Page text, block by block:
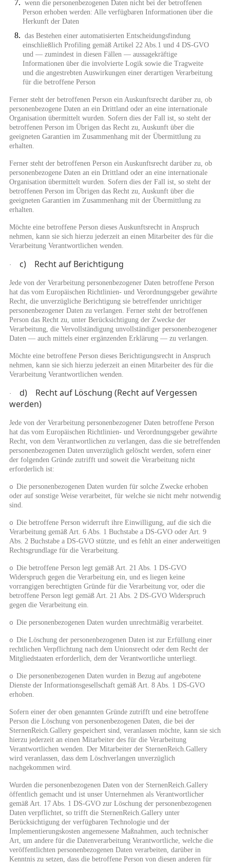
wenn die personenbezogenen Daten nicht bei der betroffenen
Person erhoben werden: Alle verfügbaren Informationen über die
Herkunft der Daten
das Bestehen einer automatisierten Entscheidungsfindung
einschließlich Profiling gemäß Artikel 22 Abs.1 und 4 DS-GVO
und — zumindest in diesen Fällen — aussagekräftige
Informationen über die involvierte Logik sowie die Tragweite
und die angestrebten Auswirkungen einer derartigen Verarbeitung
für die betroffene Person
Ferner steht der betroffenen Person ein Auskunftsrecht darüber zu, ob
personenbezogene Daten an ein Drittland oder an eine internationale
Organisation übermittelt wurden. Sofern dies der Fall ist, so steht der
betroffenen Person im Übrigen das Recht zu, Auskunft über die
geeigneten Garantien im Zusammenhang mit der Übermittlung zu
erhalten.
Ferner steht der betroffenen Person ein Auskunftsrecht darüber zu, ob
personenbezogene Daten an ein Drittland oder an eine internationale
Organisation übermittelt wurden. Sofern dies der Fall ist, so steht der
betroffenen Person im Übrigen das Recht zu, Auskunft über die
geeigneten Garantien im Zusammenhang mit der Übermittlung zu
erhalten.
Möchte eine betroffene Person dieses Auskunftsrecht in Anspruch
nehmen, kann sie sich hierzu jederzeit an einen Mitarbeiter des für die
Verarbeitung Verantwortlichen wenden.
· c) Recht auf Berichtigung
Jede von der Verarbeitung personenbezogener Daten betroffene Person
hat das vom Europäischen Richtlinien- und Verordnungsgeber gewährte
Recht, die unverzügliche Berichtigung sie betreffender unrichtiger
personenbezogener Daten zu verlangen. Ferner steht der betroffenen
Person das Recht zu, unter Berücksichtigung der Zwecke der
Verarbeitung, die Vervollständigung unvollständiger personenbezogener
Daten — auch mittels einer ergänzenden Erklärung — zu verlangen.
Möchte eine betroffene Person dieses Berichtigungsrecht in Anspruch
nehmen, kann sie sich hierzu jederzeit an einen Mitarbeiter des für die
Verarbeitung Verantwortlichen wenden.
·
d) Recht auf Löschung (Recht auf Vergessen
werden)
Jede von der Verarbeitung personenbezogener Daten betroffene Person
hat das vom Europäischen Richtlinien- und Verordnungsgeber gewährte
Recht, von dem Verantwortlichen zu verlangen, dass die sie betreffenden
personenbezogenen Daten unverzüglich gelöscht werden, sofern einer
der folgenden Gründe zutrifft und soweit die Verarbeitung nicht
erforderlich ist:
o Die personenbezogenen Daten wurden für solche Zwecke erhoben
oder auf sonstige Weise verarbeitet, für welche sie nicht mehr notwendig
sind.
o Die betroffene Person widerruft ihre Einwilligung, auf die sich die
Verarbeitung gemäß Art. 6 Abs. 1 Buchstabe a DS-GVO oder Art. 9
Abs. 2 Buchstabe a DS-GVO stützte, und es fehlt an einer anderweitigen
Rechtsgrundlage für die Verarbeitung.
o Die betroffene Person legt gemäß Art. 21 Abs. 1 DS-GVO
Widerspruch gegen die Verarbeitung ein, und es liegen keine
vorrangigen berechtigten Gründe für die Verarbeitung vor, oder die
betroffene Person legt gemäß Art. 21 Abs. 2 DS-GVO Widerspruch
gegen die Verarbeitung ein.
o Die personenbezogenen Daten wurden unrechtmäßig verarbeitet.
o Die Löschung der personenbezogenen Daten ist zur Erfüllung einer
rechtlichen Verpflichtung nach dem Unionsrecht oder dem Recht der
Mitgliedstaaten erforderlich, dem der Verantwortliche unterliegt.
o Die personenbezogenen Daten wurden in Bezug auf angebotene
Dienste der Informationsgesellschaft gemäß Art. 8 Abs. 1 DS-GVO
erhoben.
Sofern einer der oben genannten Gründe zutrifft und eine betroffene
Person die Löschung von personenbezogenen Daten, die bei der
SternenReich.Gallery gespeichert sind, veranlassen möchte, kann sie sich
hierzu jederzeit an einen Mitarbeiter des für die Verarbeitung
Verantwortlichen wenden. Der Mitarbeiter der SternenReich.Gallery
wird veranlassen, dass dem Löschverlangen unverzüglich
nachgekommen wird.
Wurden die personenbezogenen Daten von der SternenReich.Gallery
öffentlich gemacht und ist unser Unternehmen als Verantwortlicher
gemäß Art. 17 Abs. 1 DS-GVO zur Löschung der personenbezogenen
Daten verpflichtet, so trifft die SternenReich.Gallery unter
Berücksichtigung der verfügbaren Technologie und der
Implementierungskosten angemessene Maßnahmen, auch technischer
Art, um andere für die Datenverarbeitung Verantwortliche, welche die
veröffentlichten personenbezogenen Daten verarbeiten, darüber in
Kenntnis zu setzen, dass die betroffene Person von diesen anderen für